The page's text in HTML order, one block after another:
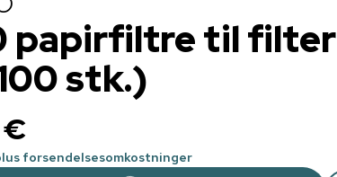
papirfiltre til filter
stk.)
€
forsendelsesomkostninger